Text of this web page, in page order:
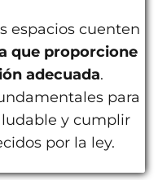
espacios cuenten
que proporcione
adecuada.
para
y cumplir
por la ley.